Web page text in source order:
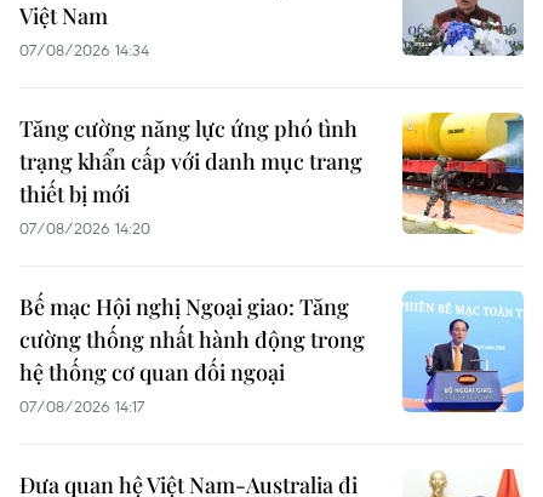
Việt Nam
07/08/2026 14:34
Tăng cường năng lực ứng phó tình
trạng khẩn cấp với danh mục trang
thiết bị mới
07/08/2026 14:20
Bế mạc Hội nghị Ngoại giao: Tăng
cường thống nhất hành động trong
hệ thống cơ quan đối ngoại
07/08/2026 14:17
Đưa quan hệ Việt Nam-Australia đi